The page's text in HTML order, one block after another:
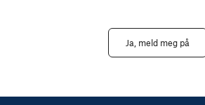
Ja, meld meg på